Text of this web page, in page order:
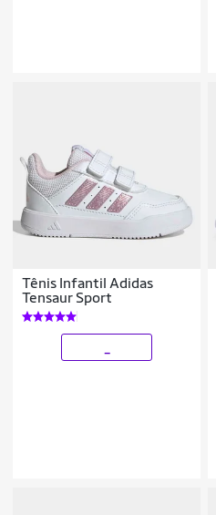
Tênis Infantil Adidas
Tensaur Sport